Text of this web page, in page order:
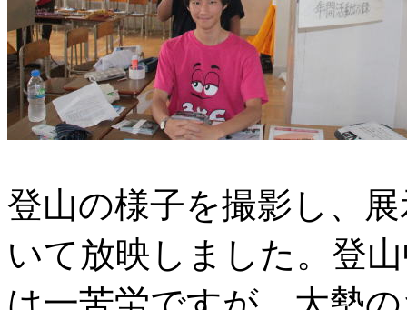
登山の様子を撮影し、
いて放映しました。登